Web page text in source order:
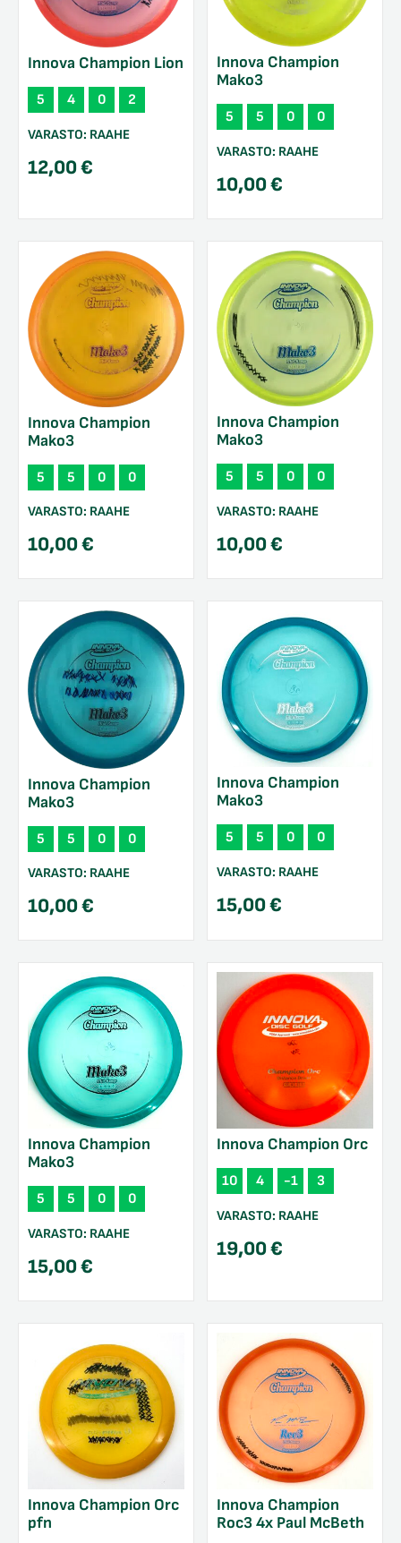
Innova Champion Lion
5 4 0 2
VARASTO: RAAHE
12,00€
Innova Champion
Mako3
5 5 0 0
VARASTO: RAAHE
10,00€
Innova Champion
Mako3
5 5 0 0
VARASTO: RAAHE
10,00€
Innova Champion
Mako3
5 5 0 0
VARASTO: RAAHE
10,00€
Innova Champion
Mako3
5 5 0 0
VARASTO: RAAHE
10,00€
Innova Champion
Mako3
5 5 0 0
VARASTO: RAAHE
15,00€
Innova Champion
Mako3
5 5 0 0
VARASTO: RAAHE
15,00€
Innova Champion Orc
10 4 -1 3
VARASTO: RAAHE
19,00€
Innova Champion Orc
pfn
Innova Champion
Roc3 4x Paul McBeth